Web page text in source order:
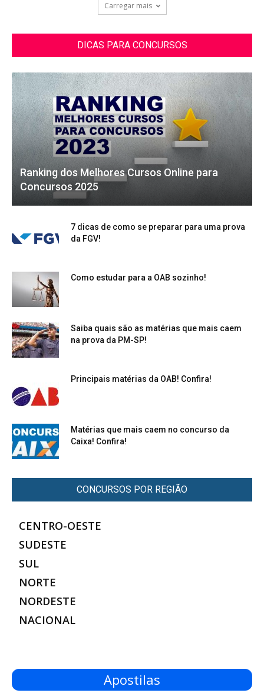
Carregar mais
DICAS PARA CONCURSOS
Ranking dos Melhores Cursos Online para
Concursos 2025
7 dicas de como se preparar para uma prova
da FGV!
Como estudar para a OAB sozinho!
Saiba quais são as matérias que mais caem
na prova da PM-SP!
Principais matérias da OAB! Confira!
Matérias que mais caem no concurso da
Caixa! Confira!
CONCURSOS POR REGIÃO
CENTRO-OESTE
SUDESTE
SUL
NORTE
NORDESTE
NACIONAL
Apostilas